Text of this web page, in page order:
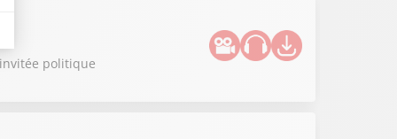
politique